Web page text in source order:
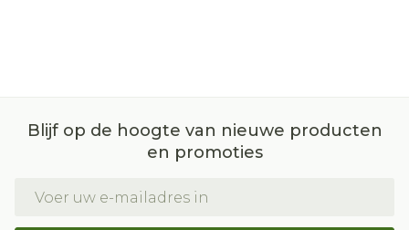
Blijf op de hoogte van nieuwe producten
en promoties